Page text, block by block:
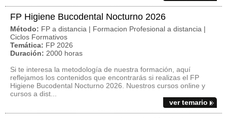
FP Higiene Bucodental Nocturno 2026
Método: FP a distancia | Formacion Profesional a distancia |
Ciclos Formativos
Temática: FP 2026
Duración: 2000 horas
Si te interesa la metodología de nuestra formación, aquí
reflejamos los contenidos que encontrarás si realizas el FP
Higiene Bucodental Nocturno 2026. Nuestros cursos online y
cursos a dist...
ver temario